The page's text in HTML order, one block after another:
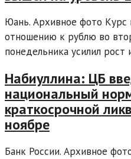
Юань. Архивное фото Курс
отношению к рублю во
понедельника усилил рост
Набиуллина: ЦБ
национальный
краткосрочной
ноябре
Банк России. Архивное